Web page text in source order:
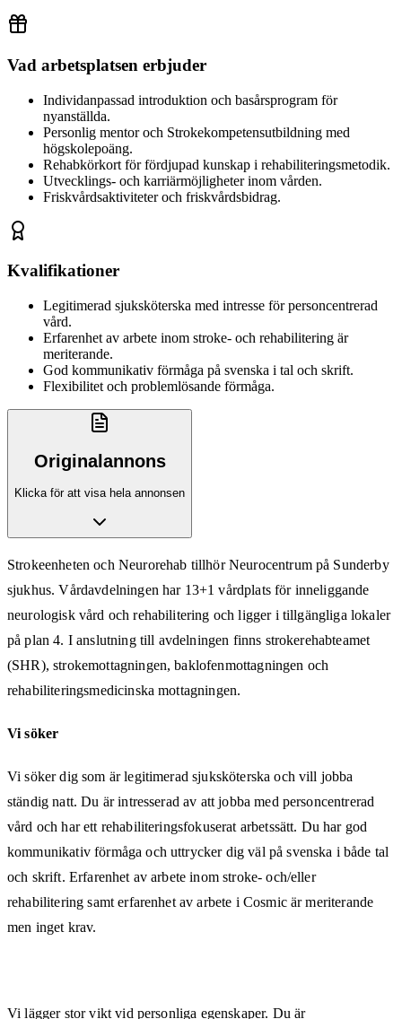
Vad arbetsplatsen erbjuder
Individanpassad introduktion och basårsprogram för
nyanställda.
Personlig mentor och Strokekompetensutbildning med
högskolepoäng.
Rehabkörkort för fördjupad kunskap i rehabiliteringsmetodik.
Utvecklings- och karriärmöjligheter inom vården.
Friskvårdsaktiviteter och friskvårdsbidrag.
Kvalifikationer
Legitimerad sjuksköterska med intresse för personcentrerad
vård.
Erfarenhet av arbete inom stroke- och rehabilitering är
meriterande.
God kommunikativ förmåga på svenska i tal och skrift.
Flexibilitet och problemlösande förmåga.
Originalannons
Klicka för att visa hela annonsen
Strokeenheten och Neurorehab tillhör Neurocentrum på Sunderby
sjukhus. Vårdavdelningen har 13+1 vårdplats för inneliggande
neurologisk vård och rehabilitering och ligger i tillgängliga lokaler
på plan 4. I anslutning till avdelningen finns strokerehabteamet
(SHR), strokemottagningen, baklofenmottagningen och
rehabiliteringsmedicinska mottagningen.
Vi söker
Vi söker dig som är legitimerad sjuksköterska och vill jobba
ständig natt. Du är intresserad av att jobba med personcentrerad
vård och har ett rehabiliteringsfokuserat arbetssätt. Du har god
kommunikativ förmåga och uttrycker dig väl på svenska i både tal
och skrift. Erfarenhet av arbete inom stroke- och/eller
rehabilitering samt erfarenhet av arbete i Cosmic är meriterande
men inget krav.
Vi lägger stor vikt vid personliga egenskaper. Du är